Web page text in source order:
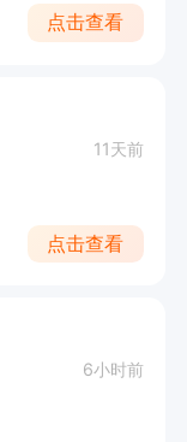
点击查看
11天前
点击查看
6小时前